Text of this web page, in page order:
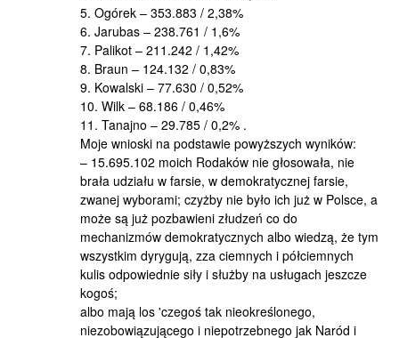
5. Ogórek – 353.883 / 2,38%
6. Jarubas – 238.761 / 1,6%
7. Palikot – 211.242 / 1,42%
8. Braun – 124.132 / 0,83%
9. Kowalski – 77.630 / 0,52%
10. Wilk – 68.186 / 0,46%
11. Tanajno – 29.785 / 0,2% .
Moje wnioski na podstawie powyższych wyników:
– 15.695.102 moich Rodaków nie głosowała, nie
brała udziału w farsie, w demokratycznej farsie,
zwanej wyborami; czyżby nie było ich już w Polsce, a
może są już pozbawieni złudzeń co do
mechanizmów demokratycznych albo wiedzą, że tym
wszystkim dyrygują, zza ciemnych i półciemnych
kulis odpowiednie siły i służby na usługach jeszcze
kogoś;
albo mają los 'czegoś tak nieokreślonego,
niezobowiązującego i niepotrzebnego jak Naród i